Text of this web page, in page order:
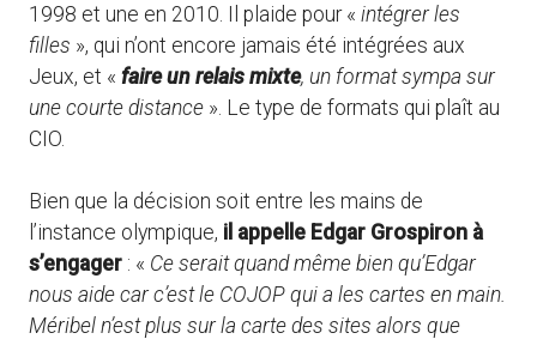
1998 et une en 2010. Il plaide pour « intégrer les
filles », qui n’ont encore jamais été intégrées aux
Jeux, et « faire un relais mixte, un format sympa sur
une courte distance ». Le type de formats qui plaît au
CIO.
Bien que la décision soit entre les mains de
l’instance olympique, il appelle Edgar Grospiron à
s’engager : « Ce serait quand même bien qu’Edgar
nous aide car c’est le COJOP qui a les cartes en main.
Méribel n’est plus sur la carte des sites alors que